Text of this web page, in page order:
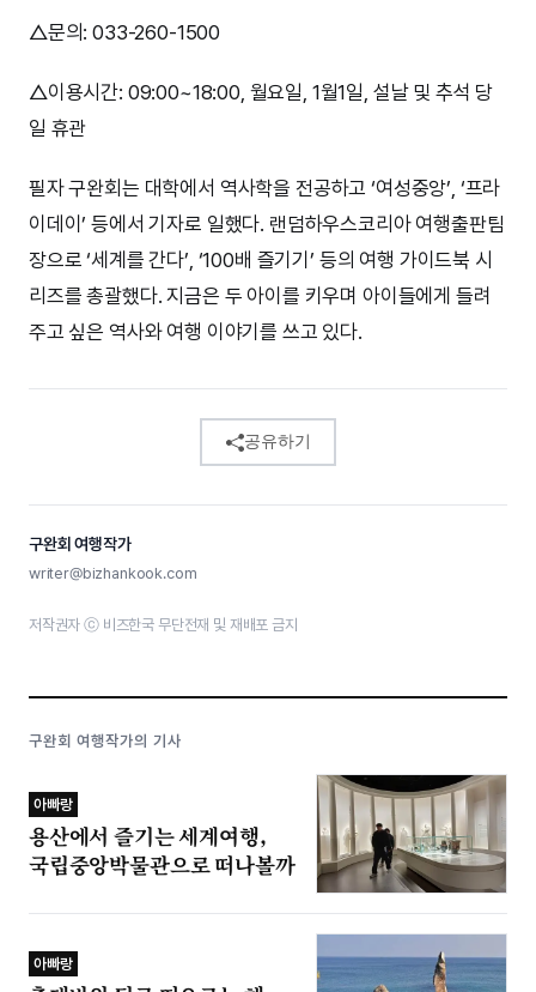
△문의: 033-260-1500
△이용시간: 09:00~18:00, 월요일, 1월1일, 설날 및 추석 당
일 휴관
필자 구완회는 대학에서 역사학을 전공하고 ‘여성중앙’, ‘프라
이데이’ 등에서 기자로 일했다. 랜덤하우스코리아 여행출판팀
장으로 ‘세계를 간다’, ‘100배 즐기기’ 등의 여행 가이드북 시
리즈를 총괄했다. 지금은 두 아이를 키우며 아이들에게 들려
주고 싶은 역사와 여행 이야기를 쓰고 있다.
공유하기
구완회 여행작가
writer@bizhankook.com
저작권자 ⓒ 비즈한국 무단전재 및 재배포 금지
구완회 여행작가의 기사
아빠랑
용산에서 즐기는 세계여행,
국립중앙박물관으로 떠나볼까
아빠랑